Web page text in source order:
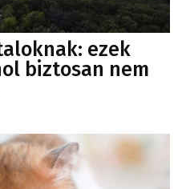
ezek
biztosan nem